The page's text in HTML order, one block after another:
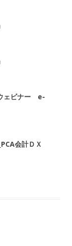
ェビナー e-
会計ＤＸ